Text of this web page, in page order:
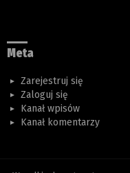
Meta
Zarejestruj się
Zaloguj się
Kanał wpisów
Kanał komentarzy